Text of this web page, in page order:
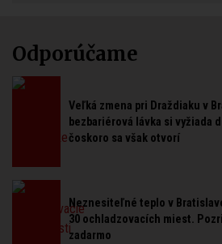
Odporúčame
Veľká zmena pri Draždiaku v
bezbariérová lávka si vyžiada
čoskoro sa však otvorí
Neznesiteľné teplo v
30 ochladzovacích miest.
zadarmo